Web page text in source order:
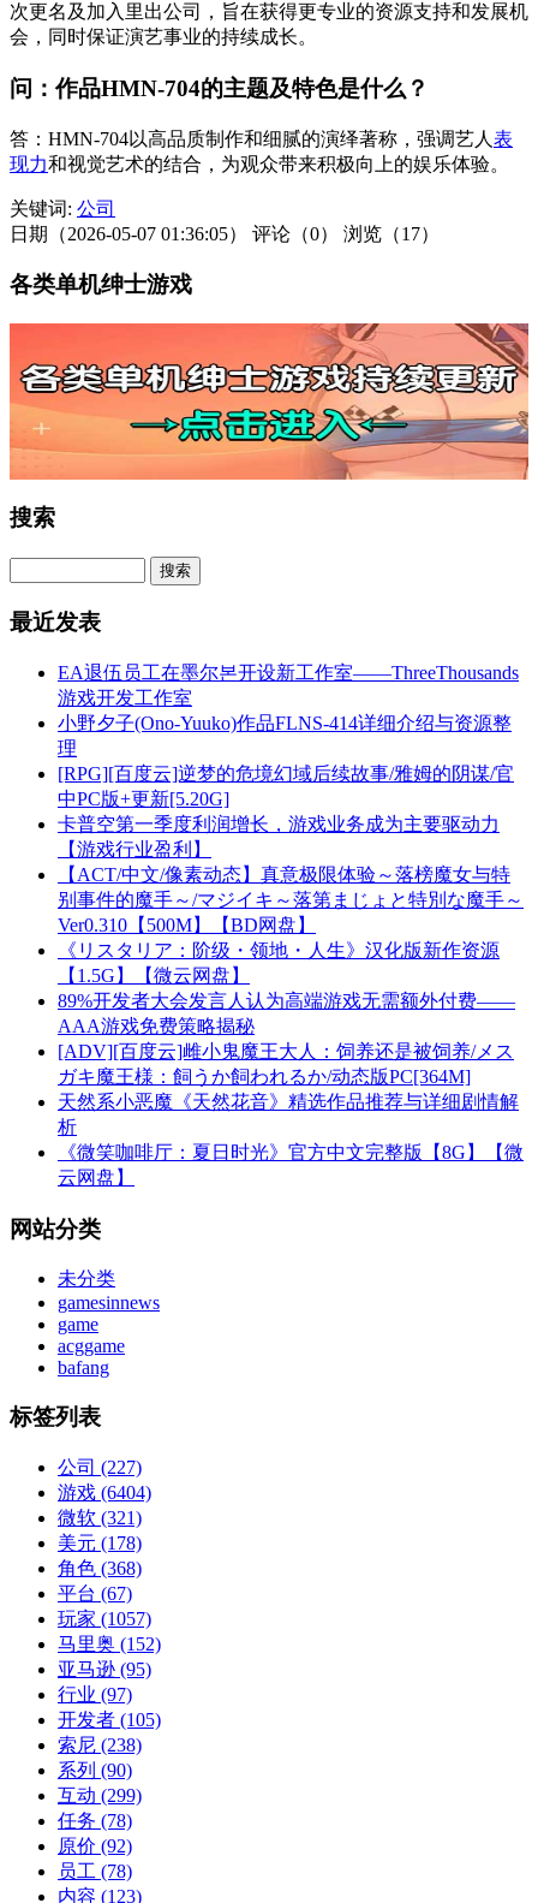
次更名及加入里出公司，旨在获得更专业的资源支持和发展机
会，同时保证演艺事业的持续成长。
问：作品HMN-704的主题及特色是什么？
答：HMN-704以高品质制作和细腻的演绎著称，强调艺人 表
现力和视觉艺术的结合，为观众带来积极向上的娱乐体验。
关键词: 公司
日期（2026-05-07 01:36:05）
评论（0） 浏览（17）
各类单机绅士游戏
搜索
最近发表
EA退伍员工在墨尔본开设新工作室——ThreeThousands
游戏开发工作室
小野夕子(Ono-Yuuko)作品FLNS-414详细介绍与资源整
理
[RPG][百度云]逆梦的危境幻域后续故事/雅姆的阴谋/官
中PC版+更新[5.20G]
卡普空第一季度利润增长，游戏业务成为主要驱动力
【游戏行业盈利】
【ACT/中文/像素动态】真意极限体验～落榜魔女与特
别事件的魔手～/マジイキ～落第まじょと特別な魔手～
Ver0.310【500M】【BD网盘】
《リスタリア：阶级・领地・人生》汉化版新作资源
【1.5G】【微云网盘】
89%开发者大会发言人认为高端游戏无需额外付费——
AAA游戏免费策略揭秘
[ADV][百度云]雌小鬼魔王大人：饲养还是被饲养/メス
ガキ魔王様：飼うか飼われるか/动态版PC[364M]
天然系小恶魔《天然花音》精选作品推荐与详细剧情解
析
《微笑咖啡厅：夏日时光》官方中文完整版【8G】【微
云网盘】
网站分类
未分类
gamesinnews
game
acggame
bafang
标签列表
公司 (227)
游戏 (6404)
微软 (321)
美元 (178)
角色 (368)
平台 (67)
玩家 (1057)
马里奥 (152)
亚马逊 (95)
行业 (97)
开发者 (105)
索尼 (238)
系列 (90)
互动 (299)
任务 (78)
原价 (92)
员工 (78)
内容 (123)